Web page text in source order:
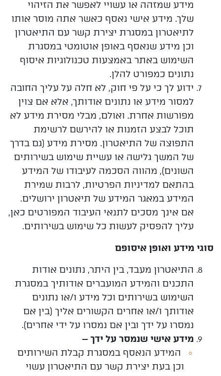
מידע שמזהה או עשויי לאפשר את הזיהוי
שלך. מידע אישי נאסף כאשר אתה מוסר אותו
לתיאטרון במסגרת יצירת קשר עם התיאטרון
וכן מידע שנאסף באופן אוטומטי במסגרת
השימוש באתר באמצעות טכנולוגיות איסוף
נתונים כמפורט להלן.
ידוע לך כי על פי חוק, לא חלה על עליך החובה
למסור מידע או נתונים אודותך, אלא אם צוין
מפורשות אחרת. ואולם, מבלי מסירת מידע לא
תוכל לבצע הזמנות או להירשם לרשימת
התפוצה של התיאטרון. מסירת מידע (גם בדרך
של המשך גלישה או עשיית שימוש בשירותים
השונים), מהווה הסכמה לעיבודו של המידע
בהתאם למדיניות הפרטיות, לרבות שמירת
המידע במאגר המידע של תיאטרון ירושלים.
אם אינך מסכים לתנאי העיבוד המפורטים כאן,
עליך להפסיק לעשות כל שימוש בשירותים.
סוגי מידע ואופן איסופם
התיאטרון מעבד, בין היתר, נתונים אודות
התכנים והמידע המועברים אודותיך במסגרת
השימוש בשירותים וכל מידע ו/או נתונים
אודותך ו/או אחרים הקשורים אליך (בין אם
נמסרו על ידך ובין אם נמסרו על ידי אחרים).
מידע אישי שנמסר על ידך –
המידע הנאסף במסגרת קבלת השירותים
וכן בעת יצירת קשר עם התיאטרון עשוי